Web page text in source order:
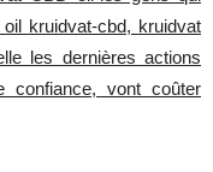
kruidvat-cbd, kruidvat
les dernières actions
confiance, vont coûter